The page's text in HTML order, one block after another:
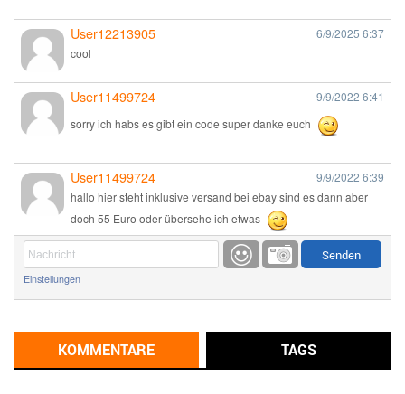
User12213905 6/9/2025 6:37
cool
User11499724 9/9/2022 6:41
sorry ich habs es gibt ein code super danke euch
User11499724 9/9/2022 6:39
hallo hier steht inklusive versand bei ebay sind es dann aber
doch 55 Euro oder übersehe ich etwas
Günni 9/1/20226:17
Günni
Einstellungen
KOMMENTARE TAGS